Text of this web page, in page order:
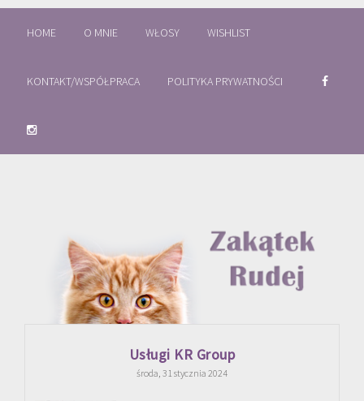
HOME O MNIE WŁOSY WISHLIST
KONTAKT/WSPÓŁPRACA POLITYKA PRYWATNOŚCI
Usługi KR Group
środa, 31 stycznia 2024